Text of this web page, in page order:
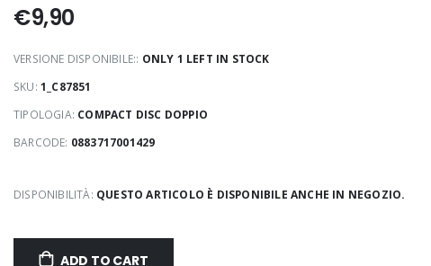
€9,90
VERSIONE DISPONIBILE:: ONLY 1 LEFT IN STOCK
SKU: 1_C87851
TIPOLOGIA: COMPACT DISC DOPPIO
BARCODE: 0883717001429
DISPONIBILITÀ: QUESTO ARTICOLO È DISPONIBILE ANCHE IN NEGOZIO.
ADD TO CART